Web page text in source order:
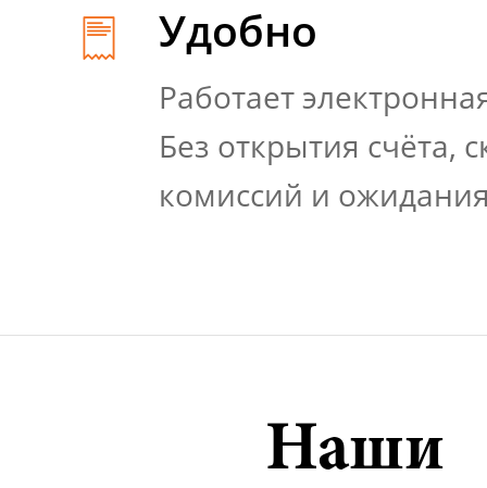
Удобно
Работает
Без открытия счёта,
комиссий и
Наши